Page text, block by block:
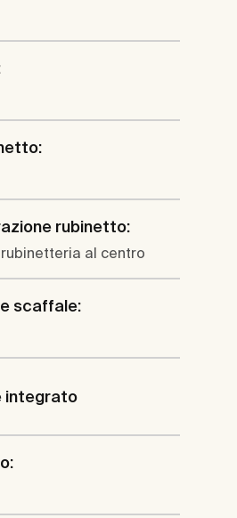
rubinetto:
al centro
scaffale:
integrato